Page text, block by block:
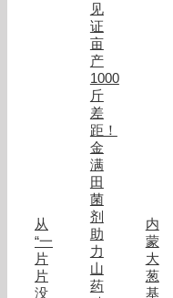
从
“一
片
片
没
见
证
亩
产
1000
斤
差
距！
金
满
田
菌
剂
助
力
山
药
内
蒙
大
葱
基